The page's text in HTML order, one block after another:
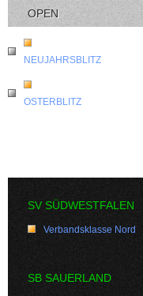
OPEN
NEUJAHRSBLITZ
OSTERBLITZ
SV SÜDWESTFALEN
Verbandsklasse Nord
SB SAUERLAND